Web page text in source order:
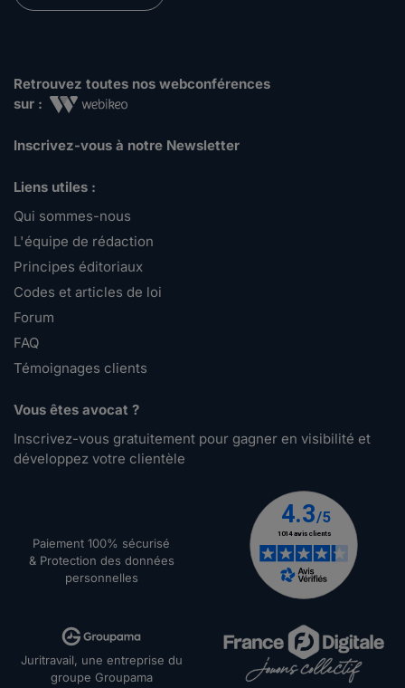
Retrouvez toutes nos webconférences
sur :
Inscrivez-vous à notre Newsletter
Liens utiles :
Qui sommes-nous
L'équipe de rédaction
Principes éditoriaux
Codes et articles de loi
Forum
FAQ
Témoignages clients
Vous êtes avocat ?
Inscrivez-vous gratuitement pour gagner en visibilité et
développez votre clientèle
Paiement 100% sécurisé
& Protection des données
personnelles
Juritravail, une entreprise du
groupe Groupama